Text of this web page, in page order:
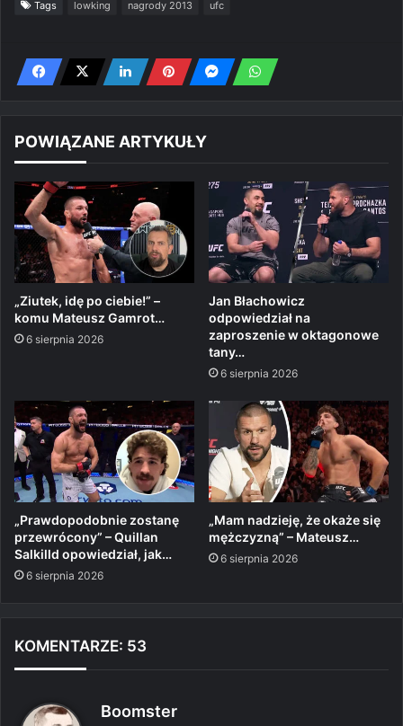
Tags lowking nagrody 2013 ufc
POWIĄZANE ARTYKUŁY
„Ziutek, idę po ciebie!” –
komu Mateusz Gamrot…
6 sierpnia 2026
Jan Błachowicz
odpowiedział na
zaproszenie w oktagonowe
tany…
6 sierpnia 2026
„Prawdopodobnie zostanę
przewrócony” – Quillan
Salkilld opowiedział, jak…
6 sierpnia 2026
„Mam nadzieję, że okaże się
mężczyzną” – Mateusz…
6 sierpnia 2026
KOMENTARZE: 53
Boomster